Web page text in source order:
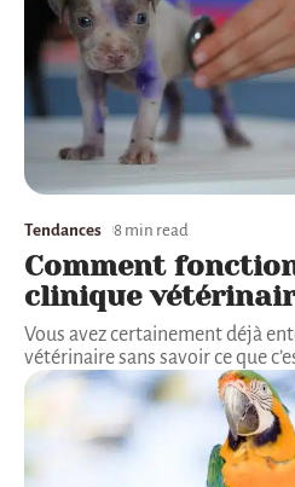
Tendances 8 min read
Comment
clinique
Vous avez certainement déjà
vétérinaire sans savoir ce que